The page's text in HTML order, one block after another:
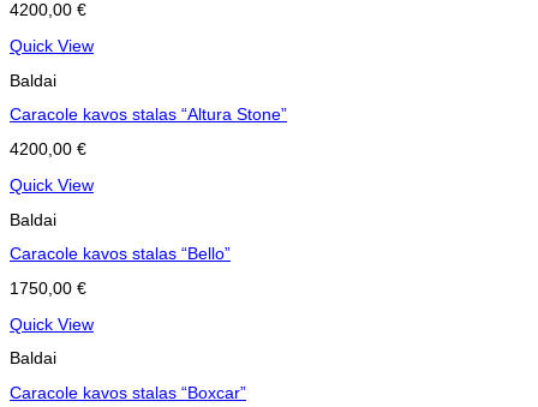
4200,00 €
Quick View
Baldai
Caracole kavos stalas “Altura Stone”
4200,00 €
Quick View
Baldai
Caracole kavos stalas “Bello”
1750,00 €
Quick View
Baldai
Caracole kavos stalas “Boxcar”